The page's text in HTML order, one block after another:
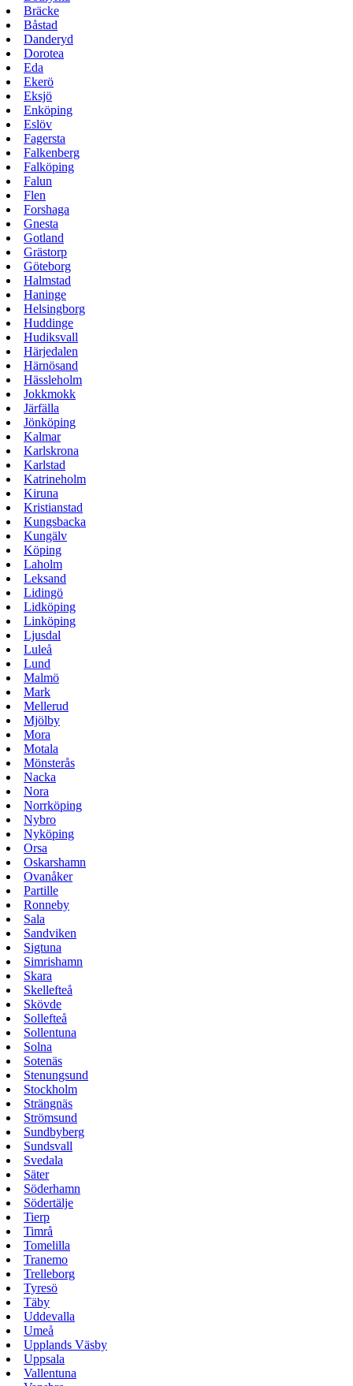
Bräcke
Båstad
Danderyd
Dorotea
Eda
Ekerö
Eksjö
Enköping
Eslöv
Fagersta
Falkenberg
Falköping
Falun
Flen
Forshaga
Gnesta
Gotland
Grästorp
Göteborg
Halmstad
Haninge
Helsingborg
Huddinge
Hudiksvall
Härjedalen
Härnösand
Hässleholm
Jokkmokk
Järfälla
Jönköping
Kalmar
Karlskrona
Karlstad
Katrineholm
Kiruna
Kristianstad
Kungsbacka
Kungälv
Köping
Laholm
Leksand
Lidingö
Lidköping
Linköping
Ljusdal
Luleå
Lund
Malmö
Mark
Mellerud
Mjölby
Mora
Motala
Mönsterås
Nacka
Nora
Norrköping
Nybro
Nyköping
Orsa
Oskarshamn
Ovanåker
Partille
Ronneby
Sala
Sandviken
Sigtuna
Simrishamn
Skara
Skellefteå
Skövde
Sollefteå
Sollentuna
Solna
Sotenäs
Stenungsund
Stockholm
Strängnäs
Strömsund
Sundbyberg
Sundsvall
Svedala
Säter
Söderhamn
Södertälje
Tierp
Timrå
Tomelilla
Tranemo
Trelleborg
Tyresö
Täby
Uddevalla
Umeå
Upplands Väsby
Uppsala
Vallentuna